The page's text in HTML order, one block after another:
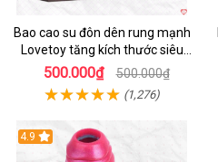
Bao cao su đôn dên rung mạnh
Lovetoy tăng kích thước siêu
phê
500.000₫ 500.000₫
(1,276)
4.9